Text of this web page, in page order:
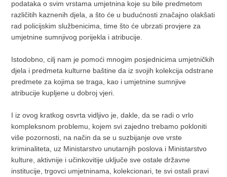
podataka o svim vrstama umjetnina koje su bile predmetom
različitih kaznenih djela, a što će u budućnosti značajno olakšati
rad policijskim službenicima, time što će ubrzati provjere za
umjetnine sumnjivog porijekla i atribucije.
Istodobno, cilj nam je pomoći mnogim posjednicima umjetničkih
djela i predmeta kulturne baštine da iz svojih kolekcija odstrane
predmete za kojima se traga, kao i umjetnine sumnjive
atribucije kupljene u dobroj vjeri.
I iz ovog kratkog osvrta vidljivo je, dakle, da se radi o vrlo
kompleksnom problemu, kojem svi zajedno trebamo pokloniti
više pozornosti, na način da se u suzbijanje ove vrste
kriminaliteta, uz Ministarstvo unutarnjih poslova i Ministarstvo
kulture, aktivnije i učinkovitije uključe sve ostale državne
institucije, trgovci umjetninama, kolekcionari, te svi ostali pravi